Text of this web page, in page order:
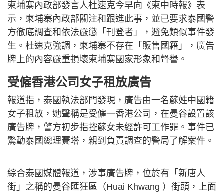
柬埔寨內政部發言人杜速克今早向《柬中時報》表
示，柬埔寨內政部關注和跟進此事，並已要求泰國警
方徹底調查和依法嚴懲「刊登者」，避免類似事件發
生。杜速克強調，柬埔寨不存在「販售國籍」，廣告
牌上的內容嚴重損壞柬埔寨國家形象和聲譽。
受僱香港公司女子租放廣告
報道指，泰國執法部門發現，廣告由一名蘇姓中國籍
女子租放，她聲稱是受僱一香港公司，在曼谷設置該
廣告牌，警方初步指控蘇女未經許可工作罪。事件已
驚動泰國總理賽塔，親到負責調查的警局了解案件。
綜合泰國媒體報道，涉事廣告牌，位於有「新唐人
街」之稱的曼谷匯狂區（Huai Khwang ）街頭，上面